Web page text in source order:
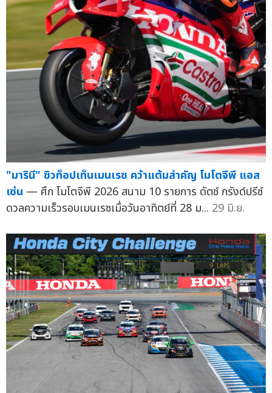
"มารินี" ซิวท็อปเท็นเมนเรซ คว้าแต้มสำคัญ โมโตจีพี แอส
เซ่น — ศึก โมโตจีพี 2026 สนาม 10 รายการ ดัตช์ กรังด์ปรีซ์
ดวลความเร็วรอบเมนเรซเมื่อวันอาทิตย์ที่ 28 ม... 29 มิ.ย.